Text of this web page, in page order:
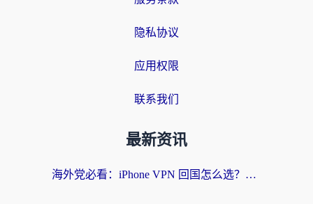
隐私协议
应用权限
联系我们
最新资讯
海外党必看：iPhone VPN 回国怎么选？一篇搞定无缝访问国内资源